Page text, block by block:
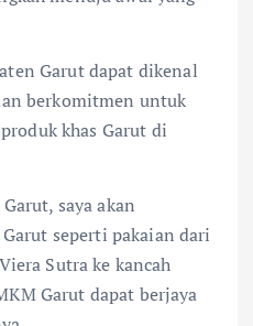
Garut dapat dikenal
berkomitmen untuk
khas Garut di
saya akan
seperti pakaian dari
Sutra ke kancah
Garut dapat berjaya